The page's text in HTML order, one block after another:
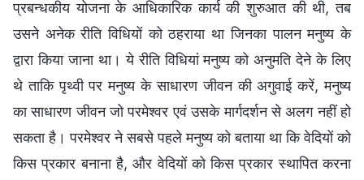
प्रबन्धकीय योजना के आधिकारिक कार्य की शुरुआत की थी, तब
उसने अनेक रीति विधियों को ठहराया था जिनका पालन मनुष्य के
द्वारा किया जाना था। ये रीति विधियां मनुष्य को अनुमति देने के लिए
थे ताकि पृथ्वी पर मनुष्य के साधारण जीवन की अगुवाई करें, मनुष्य
का साधारण जीवन जो परमेश्वर एवं उसके मार्गदर्शन से अलग नहीं हो
सकता है। परमेश्वर ने सबसे पहले मनुष्य को बताया था कि वेदियों को
किस प्रकार बनाना है, और वेदियों को किस प्रकार स्थापित करना